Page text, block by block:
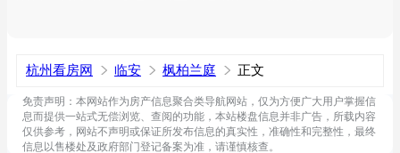
杭州看房网 临安 枫柏兰庭 正文
免责声明：本网站作为房产信息聚合类导航网站，仅为方便广大用户掌握信
息而提供一站式无偿浏览、查阅的功能，本站楼盘信息并非广告，所载内容
仅供参考，网站不声明或保证所发布信息的真实性，准确性和完整性，最终
信息以售楼处及政府部门登记备案为准，请谨慎核查。